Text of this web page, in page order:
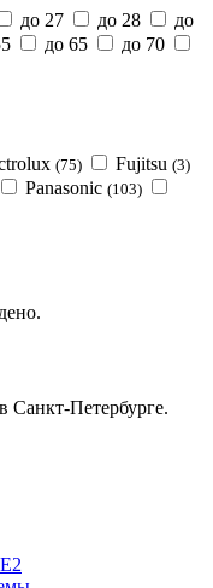
до 27 до 28
до
до 65
до 70
(75) Fujitsu (3)
Panasonic (103)
Санкт-Петербурге.